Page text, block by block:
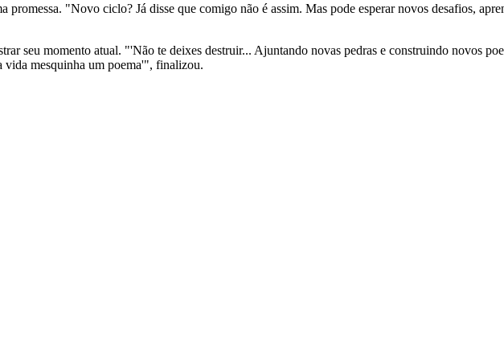
"Novo ciclo? Já disse que comigo não é assim. Mas pode esperar novos desafios,
seu momento atual. "'Não te deixes destruir... Ajuntando novas pedras e construindo novos
vida mesquinha um poema'", finalizou.